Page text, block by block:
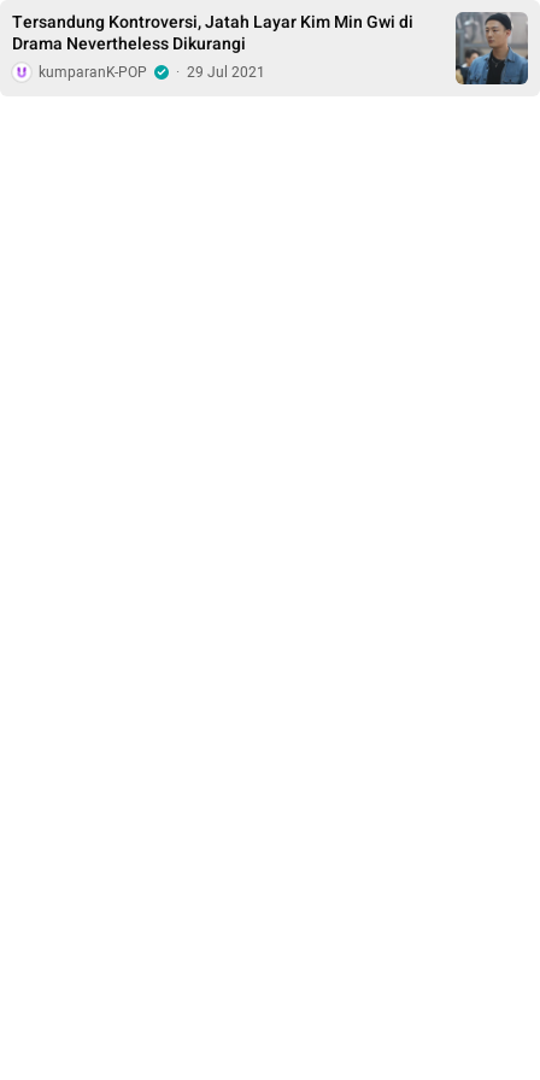
Tersandung Kontroversi, Jatah Layar Kim Min Gwi di
Drama Nevertheless Dikurangi
kumparanK-POP · 29 Jul 2021